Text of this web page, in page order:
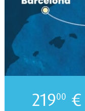
21900 €